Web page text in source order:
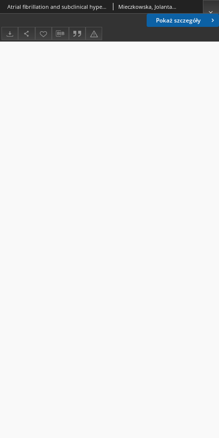
Pokaż szczegóły
Atrial fibrillation and subclinical hyper- and hypothyroidism in patients hospitalized in the Department of Internal Diseases Mieczkowska, Jolanta.; Łopatyński, Jerzy (medycyna).; Baraniak, Jerzy.; Rymarz, Ewa.